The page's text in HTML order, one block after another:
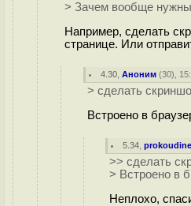
> Зачем вообще
Например, сделать
странице. Или
4.30 ,Аноним (30),
> сделать
Встроено в
5.34 ,prokoudine
>> сделать
> Встроено в
Неплохо,